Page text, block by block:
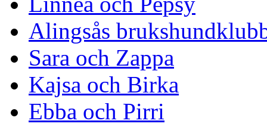
Alingsås
Sara och Zappa
Kajsa och Birka
Ebba och Pirri